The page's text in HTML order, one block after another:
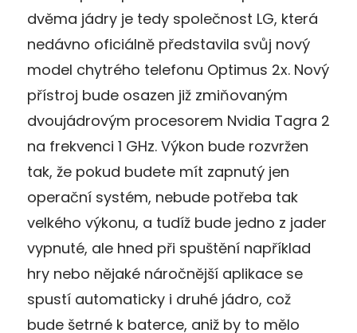
dvěma jádry je tedy společnost LG, která
nedávno oficiálně představila svůj nový
model chytrého telefonu Optimus 2x. Nový
přístroj bude osazen již zmiňovaným
dvoujádrovým procesorem Nvidia Tagra 2
na frekvenci 1 GHz. Výkon bude rozvržen
tak, že pokud budete mít zapnutý jen
operační systém, nebude potřeba tak
velkého výkonu, a tudíž bude jedno z jader
vypnuté, ale hned při spuštění například
hry nebo nějaké náročnější aplikace se
spustí automaticky i druhé jádro, což
bude šetrné k baterce, aniž by to mělo